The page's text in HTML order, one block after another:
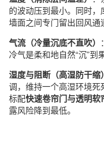
的波动压到最小。同时
墙面之间专门留出回风通
气流（冷量沉底不直吹）
冷气是柔和地自然“沉”到
湿度与阻断（高湿防干缩）
调，维持一个高湿环境
标配快速卷帘门与透明软
露风险降到最低。